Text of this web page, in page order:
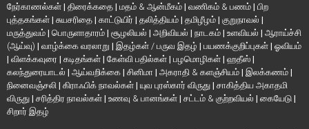
நேர்காணல்கள் | திரைக்கதை | மதம் & ஆன்மீகம் | வணிகம் & பணம் | பிற
புத்தகங்கள் | சுயசரிதை | காட்டுயிர் | தலித்தியம் | தமிழீழம் | குறுநாவல் |
மருத்துவம் | பொருளாதாரம் | சூழலியல் | அறிவியல் | நாடகம் | உளவியல் | ஆராய்ச்சி
(ஆய்வு) | வாழ்க்கை வரலாறு | இதழ்கள் / பருவ இதழ் | பயணக்குறிப்புகள் | ஓவியம்
| விளக்கவுரை | கடிதங்கள் | கேள்வி பதில்கள் | பழமொழிகள் | ஹதீஸ் |
கலந்துரையாடல் | ஆய்வறிக்கை | சினிமா | அகராதி & களஞ்சியம் | இலக்கணம் |
நினைவஞ்சலி | கிராஃபிக் நாவல்கள் | யுவ புரஸ்கார் விருது | சாகித்திய அகாதமி
விருது | சரித்திர நாவல்கள் | உணவு & பானங்கள் | சட்டம் & குற்றவியல் | கையேடு |
சிறார் இதழ்